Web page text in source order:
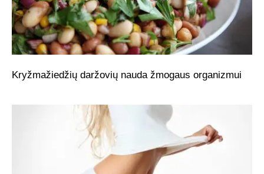
Kryžmažiedžių daržovių nauda žmogaus organizmui